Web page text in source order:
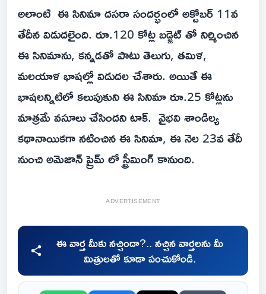
అలాంటి ఈ సినిమా దసరా సందర్భంలో అక్టోబర్ 11వ
తేదీన విడుదలైంది. రూ.120 కోట్ల బడ్జెట్ తో నిర్మించిన
ఈ సినిమాను, కన్నడతో పాటు తెలుగు, తమిళ,
మలయాళ భాషల్లో విడుదల చేశారు. అయితే ఈ
భాషలన్నిటిలో కలుపుకుని ఈ సినిమా రూ.25 కోట్లను
మాత్రమే వసూలు చేసిందని టాక్. వైభవి శాండిల్య
కథానాయికగా నటించిన ఈ సినిమా, ఈ నెల 23వ తేదీ
నుంచి అమెజాన్ ప్రైమ్ లో స్ట్రీమింగ్ కానుంది.
ADVERTISEMENT
ఈ వార్త మీకు నచ్చిందా?.. నచ్చిన వార్తలను మీ
మిత్రులతో కూడా పంచుకోండి.